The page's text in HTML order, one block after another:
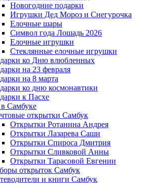
Новогодние подарки
Игрушки Дед Мороз и Снегурочка
Елочные шары
Символ года Лошадь 2026
Елочные игрушки
Стеклянные елочные игрушки
ко Дню влюбленных
на 23 февраля
на 8 марта
ко дню космонавтики
к Пасхе
Самбуке
открытки Самбук
Открытки Ротанина Андрея
Открытки Лазарева Саши
Открытки Спироса Дмитрия
Открытки Сливковой Анны
Открытки Тарасовой Евгении
открыток Самбук
и книги Самбук